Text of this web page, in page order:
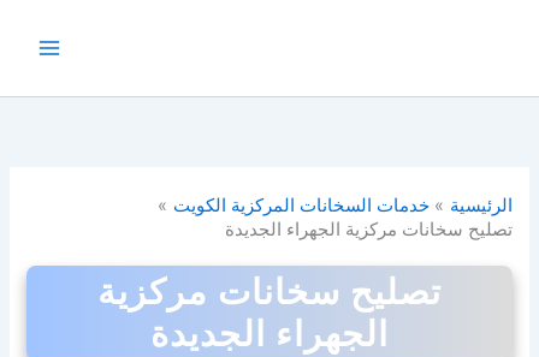
الرئيسية
خدمات السخانات المركزية الكويت
تصليح سخانات مركزية الجهراء الجديدة
تصليح سخانات مركزية
الجهراء الجديدة